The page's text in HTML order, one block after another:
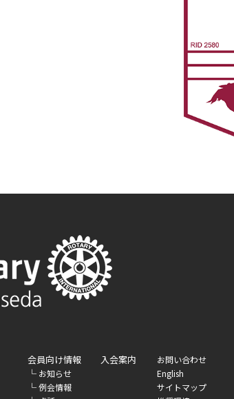
会員向け情報
└ お知らせ
└例会情報
入会案内
お問い合わせ
English
サイトマップ